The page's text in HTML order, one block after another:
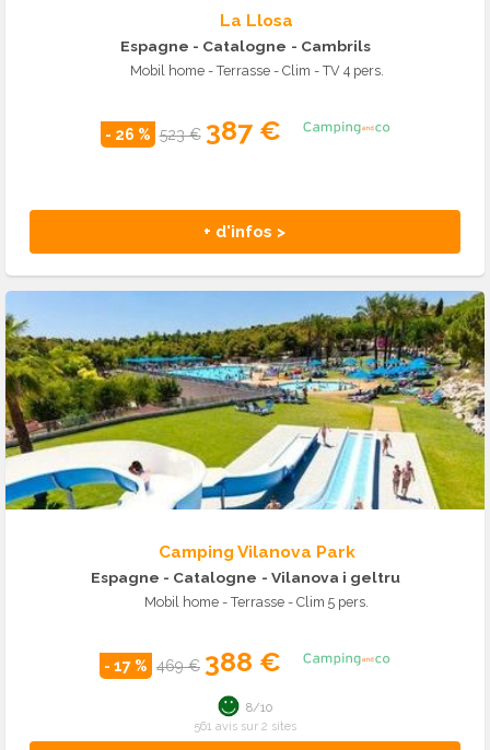
La Llosa
Espagne - Catalogne - Cambrils
Mobil home - Terrasse - Clim - TV 4 pers.
- 26 % 523 € 387 €
+ d'infos >
Camping Vilanova Park
Espagne - Catalogne - Vilanova i geltru
Mobil home - Terrasse - Clim 5 pers.
- 17 % 469 € 388 €
8/10
561 avis sur 2 sites